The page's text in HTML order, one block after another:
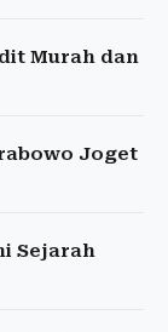
Murah dan
Joget
Sejarah